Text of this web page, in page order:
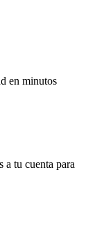
en minutos
a tu cuenta para